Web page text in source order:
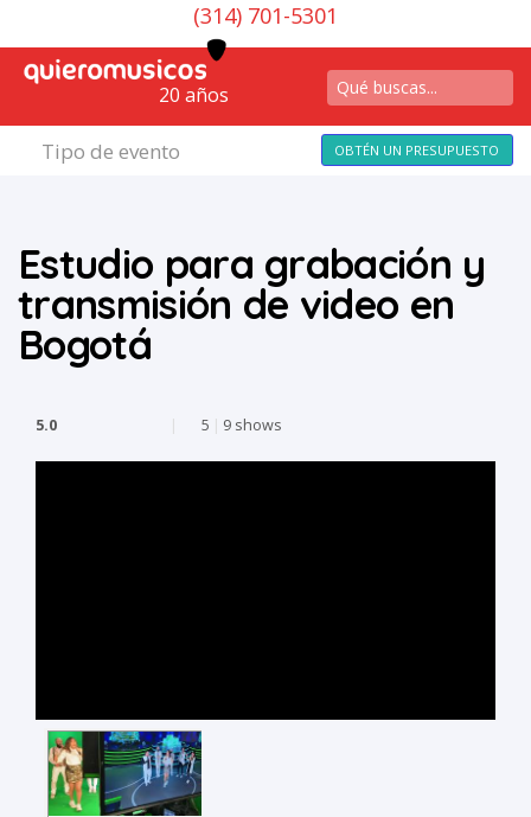
(314) 701-5301
20 años
Tipo de evento OBTÉN UN PRESUPUESTO
Estudio para grabación y
transmisión de video en
Bogotá
5.0 | 5 | 9 shows